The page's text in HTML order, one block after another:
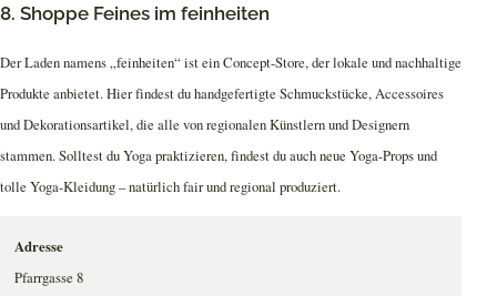
8. Shoppe Feines im feinheiten
Der Laden namens „feinheiten“ ist ein Concept-Store, der lokale und nachhaltige
Produkte anbietet. Hier findest du handgefertigte Schmuckstücke, Accessoires
und Dekorationsartikel, die alle von regionalen Künstlern und Designern
stammen. Solltest du Yoga praktizieren, findest du auch neue Yoga-Props und
tolle Yoga-Kleidung – natürlich fair und regional produziert.
Adresse
Pfarrgasse 8